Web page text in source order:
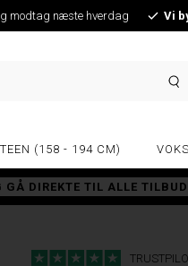
modtag næste hverdag Vi
TEEN (158 - 194 CM)
DIREKTE TIL ALLE TILBUD